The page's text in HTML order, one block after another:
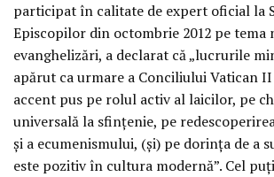
participat în calitate de expert oficial la
Episcopilor din octombrie 2012 pe tema
evanghelizări, a declarat că „lucrurile
apărut ca urmare a Conciliului Vatican
accent pus pe rolul activ al laicilor, pe
universală la sfinţenie, pe
şi a ecumenismului, (şi) pe dorinţa de a
este pozitiv în cultura modernă”. Cel